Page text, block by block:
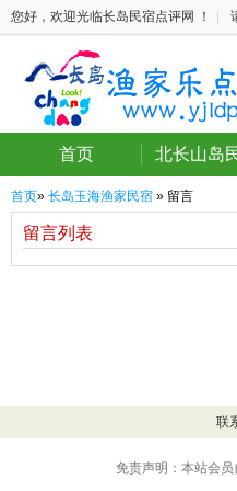
您好，欢迎光临长岛民宿点评网 ！
首页 北长山岛
首页» 长岛玉海渔家民宿 » 留言
留言列表
联
免责声明：本站会